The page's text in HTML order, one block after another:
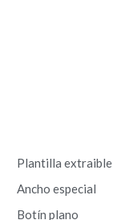
Plantilla extraible
Ancho especial
Botín plano